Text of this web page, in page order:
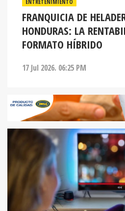
FRANQUICIA DE
HONDURAS: LA
FORMATO HÍBRIDO
17 Jul 2026. 06:25 PM